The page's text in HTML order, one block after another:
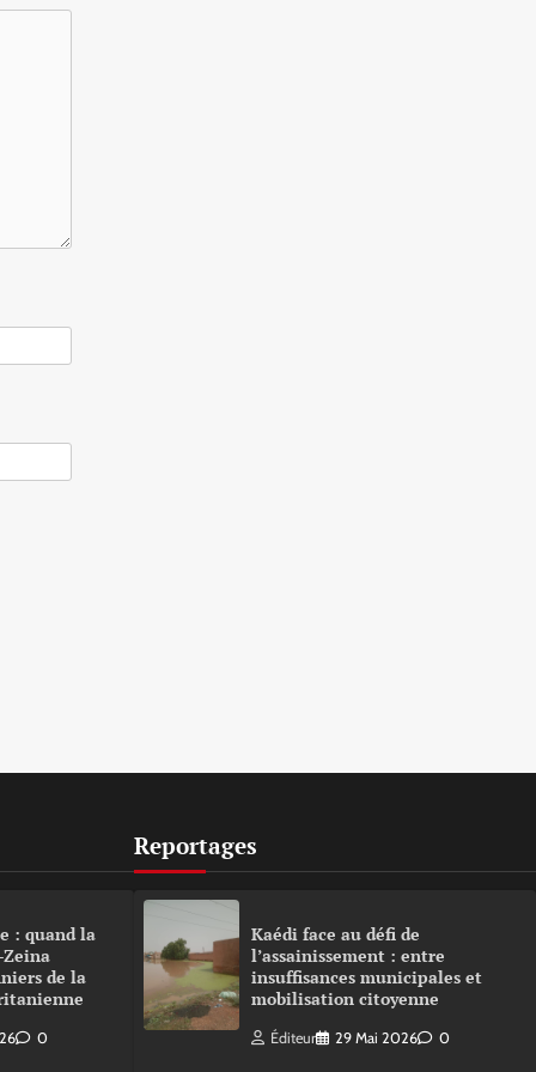
: quand la
de la
0
Reportages
Kaédi face au défi de
l’assainissement : entre
insuffisances municipales et
mobilisation citoyenne
Éditeur 29 Mai 2026 0